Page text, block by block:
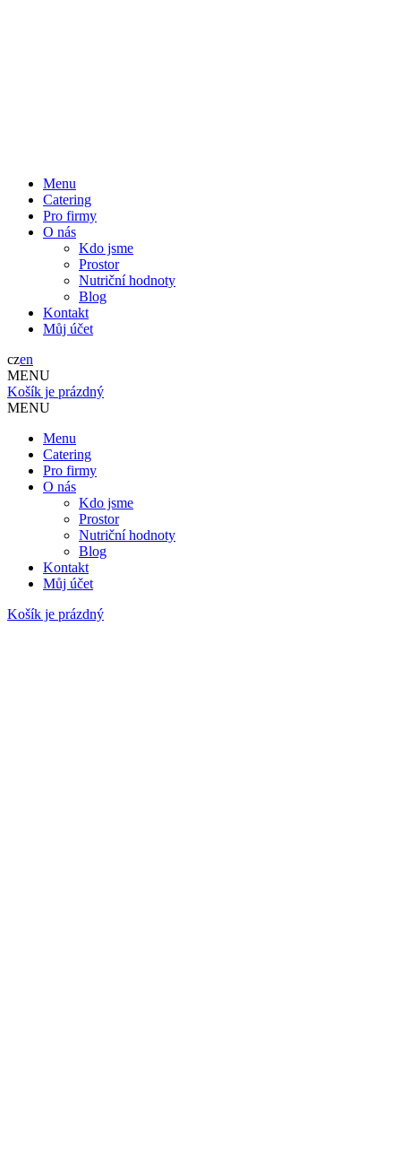
Menu
Catering
Pro firmy
O nás
Kdo jsme
Prostor
Nutriční hodnoty
Blog
Kontakt
Můj účet
czen
MENU
Košík je prázdný
MENU
Menu
Catering
Pro firmy
O nás
Kdo jsme
Prostor
Nutriční hodnoty
Blog
Kontakt
Můj účet
Košík je prázdný